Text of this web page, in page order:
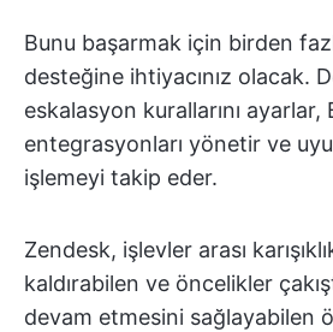
Bunu başarmak için birden
desteğine ihtiyacınız olacak.
eskalasyon kurallarını ayarlar,
entegrasyonları yönetir ve
işlemeyi takip eder.
Zendesk, işlevler arası
kaldırabilen ve öncelikler
devam etmesini sağlayabilen